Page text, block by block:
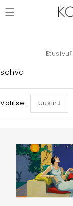
Etusivu
sohva
Valitse Uusin